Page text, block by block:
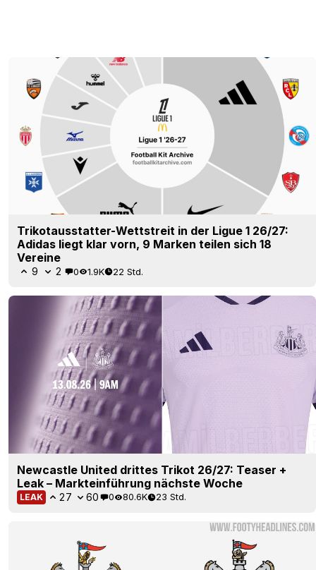
Trikotausstatter-Wettstreit in der Ligue 1 26/27:
Adidas liegt klar vorn, 9 Marken teilen sich 18
Vereine
9 2 0 1.9K 22 Std.
Newcastle United drittes Trikot 26/27: Teaser +
Leak – Markteinführung nächste Woche
LEAK 27 60 0 80.6K 23 Std.